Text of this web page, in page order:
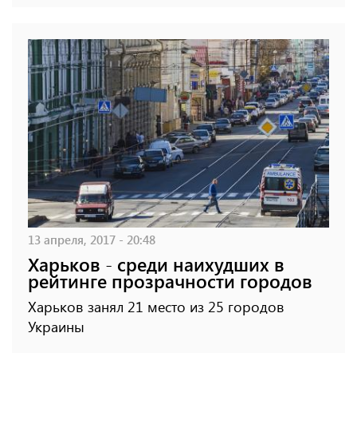
13 апреля, 2017 - 20:48
Харьков - среди наихудших в
рейтинге прозрачности городов
Харьков занял 21 место из 25 городов
Украины